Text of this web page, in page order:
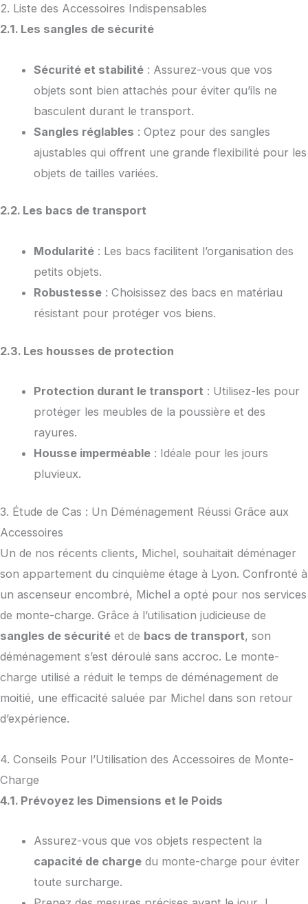
2. Liste des Accessoires Indispensables
2.1. Les sangles de sécurité
Sécurité et stabilité : Assurez-vous que vos
objets sont bien attachés pour éviter qu’ils ne
basculent durant le transport.
Sangles réglables : Optez pour des sangles
ajustables qui offrent une grande flexibilité pour les
objets de tailles variées.
2.2. Les bacs de transport
Modularité : Les bacs facilitent l’organisation des
petits objets.
Robustesse : Choisissez des bacs en matériau
résistant pour protéger vos biens.
2.3. Les housses de protection
Protection durant le transport : Utilisez-les pour
protéger les meubles de la poussière et des
rayures.
Housse imperméable : Idéale pour les jours
pluvieux.
3. Étude de Cas : Un Déménagement Réussi Grâce aux
Accessoires
Un de nos récents clients, Michel, souhaitait déménager
son appartement du cinquième étage à Lyon. Confronté à
un ascenseur encombré, Michel a opté pour nos services
de monte-charge. Grâce à l’utilisation judicieuse de
sangles de sécurité et de bacs de transport, son
déménagement s’est déroulé sans accroc. Le monte-
charge utilisé a réduit le temps de déménagement de
moitié, une efficacité saluée par Michel dans son retour
d’expérience.
4. Conseils Pour l’Utilisation des Accessoires de Monte-
Charge
4.1. Prévoyez les Dimensions et le Poids
Assurez-vous que vos objets respectent la
capacité de charge du monte-charge pour éviter
toute surcharge.